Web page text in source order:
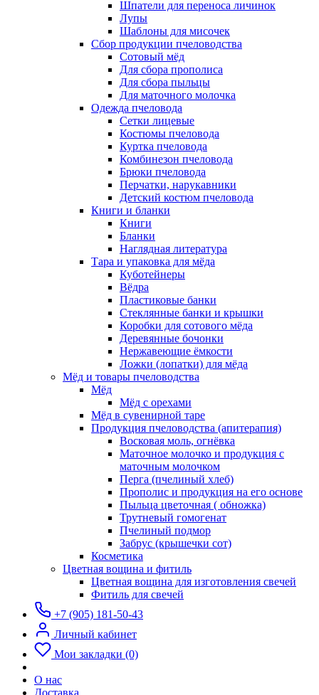
Шпатели для переноса личинок
Лупы
Шаблоны для мисочек
Сбор продукции пчеловодства
Сотовый мёд
Для сбора прополиса
Для сбора пыльцы
Для маточного молочка
Одежда пчеловода
Сетки лицевые
Костюмы пчеловода
Куртка пчеловода
Комбинезон пчеловода
Брюки пчеловода
Перчатки, нарукавники
Детский костюм пчеловода
Книги и бланки
Книги
Бланки
Наглядная литература
Тара и упаковка для мёда
Куботейнеры
Вёдра
Пластиковые банки
Стеклянные банки и крышки
Коробки для сотового мёда
Деревянные бочонки
Нержавеющие ёмкости
Ложки (лопатки) для мёда
Мёд и товары пчеловодства
Мёд
Мёд с орехами
Мёд в сувенирной таре
Продукция пчеловодства (апитерапия)
Восковая моль, огнёвка
Маточное молочко и продукция с
маточным молочком
Перга (пчелиный хлеб)
Прополис и продукция на его основе
Пыльца цветочная ( обножка)
Трутневый гомогенат
Пчелиный подмор
Забрус (крышечки сот)
Косметика
Цветная вощина и фитиль
Цветная вощина для изготовления свечей
Фитиль для свечей
+7 (905) 181-50-43
Личный кабинет
Мои закладки (0)
О нас
Доставка